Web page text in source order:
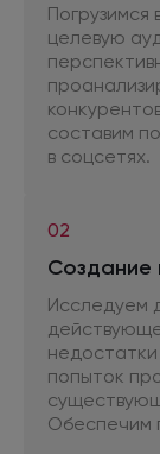
Погрузимся
целевую
составим
в соцсетях.
02
Создание
Исследуем
недостатки
попыток
Обеспечим